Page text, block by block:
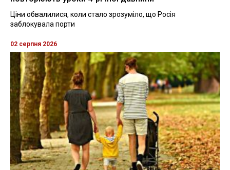
Ціни обвалилися, коли стало зрозуміло, що Росія
заблокувала порти
02 серпня 2026